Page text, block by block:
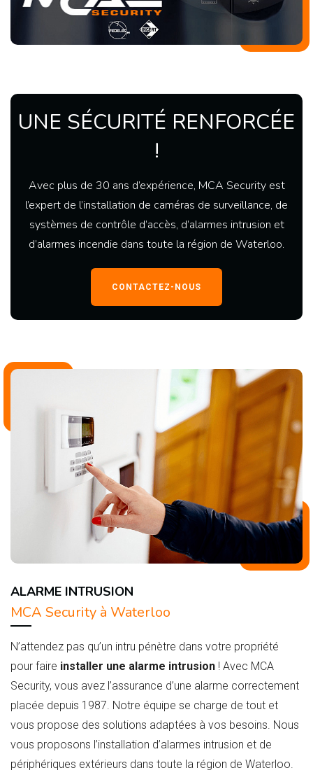
UNE SÉCURITÉ RENFORCÉE
!
Avec plus de 30 ans d’expérience, MCA Security est
l’expert de l’installation de caméras de surveillance, de
systèmes de contrôle d’accès, d’alarmes intrusion et
d’alarmes incendie dans toute la région de Waterloo.
CONTACTEZ-NOUS
ALARME INTRUSION
MCA Security à Waterloo
N’attendez pas qu’un intru pénètre dans votre propriété
pour faire installer une alarme intrusion ! Avec MCA
Security, vous avez l’assurance d’une alarme correctement
placée depuis 1987. Notre équipe se charge de tout et
vous propose des solutions adaptées à vos besoins. Nous
vous proposons l’installation d’alarmes intrusion et de
périphériques extérieurs dans toute la région de Waterloo.